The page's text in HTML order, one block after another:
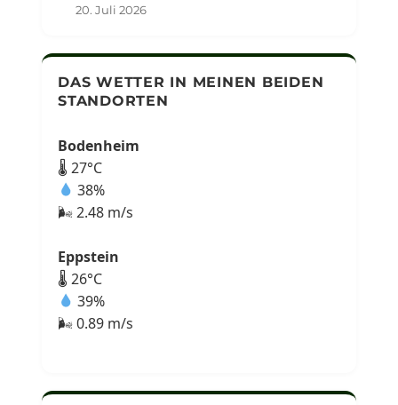
20. Juli 2026
DAS WETTER IN MEINEN BEIDEN
STANDORTEN
Bodenheim
🌡 27°C
38%
🌬 2.48 m/s
Eppstein
🌡 26°C
39%
🌬 0.89 m/s